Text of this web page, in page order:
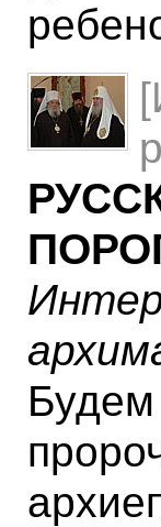
Будем